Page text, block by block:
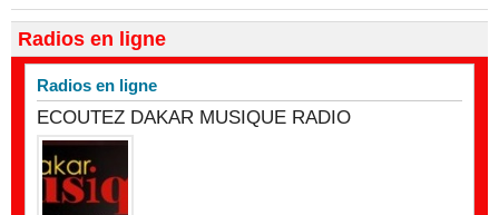
Radios en ligne
Radios en ligne
ECOUTEZ DAKAR MUSIQUE RADIO